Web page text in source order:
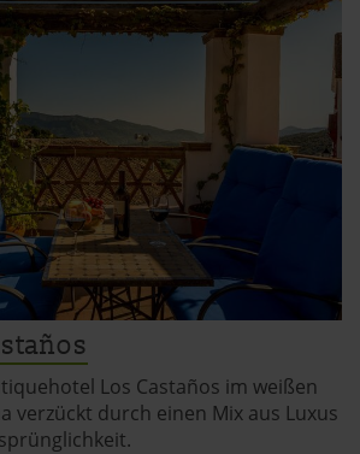
Los Castaños im weißen
verzückt durch einen Mix aus Luxus